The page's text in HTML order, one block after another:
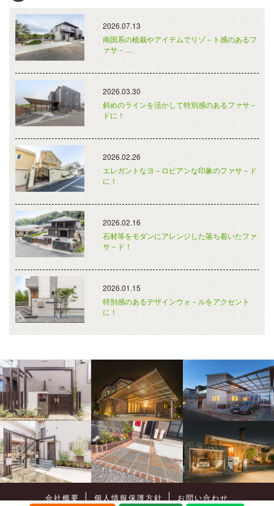
2026.07.13
南国系の植栽やアイテムでリゾ－ト感のあるフ
ァサ－…
2026.03.30
斜めのラインを活かして特別感のあるファサ－
ドに！
2026.02.26
エレガントなヨ－ロピアンな印象のファサ－ド
に！
2026.02.16
石材等をモダンにアレンジした落ち着いたファ
サ－ド！
2026.01.15
特別感のあるデザインウォ－ルをアクセント
に！
会社概要 個人情報保護方針
お問い合わせ